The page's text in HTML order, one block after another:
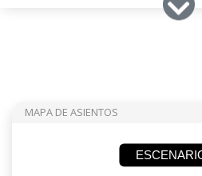
MAPA DE ASIENTOS